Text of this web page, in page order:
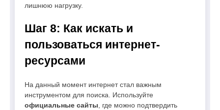
лишнюю нагрузку.
Шаг 8: Как искать и
пользоваться интернет-
ресурсами
На данный момент интернет стал важным
инструментом для поиска. Используйте
официальные сайты, где можно подтвердить